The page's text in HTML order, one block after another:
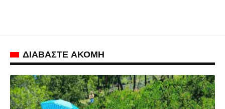
ΔΙΑΒΑΣΤΕ ΑΚΟΜΗ